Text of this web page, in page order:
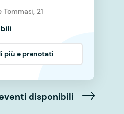
Tommasi, 21
più e prenotati
disponibili